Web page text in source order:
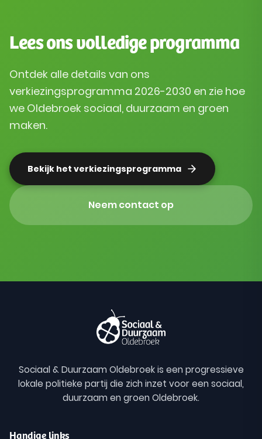
Lees ons volledige programma
Ontdek alle details van ons
verkiezingsprogramma 2026-2030 en zie hoe
we Oldebroek sociaal, duurzaam en groen
maken.
Bekijk het verkiezingsprogramma
Neem contact op
Sociaal & Duurzaam Oldebroek is een progressieve
lokale politieke partij die zich inzet voor een sociaal,
duurzaam en groen Oldebroek.
Handige links